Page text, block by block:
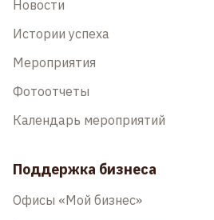
Новости
Истории успеха
Мероприятия
Фотоотчеты
Календарь мероприятий
Поддержка бизнеса
Офисы «Мой бизнес»